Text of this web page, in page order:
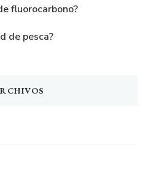
fluorocarbono?
de pesca?